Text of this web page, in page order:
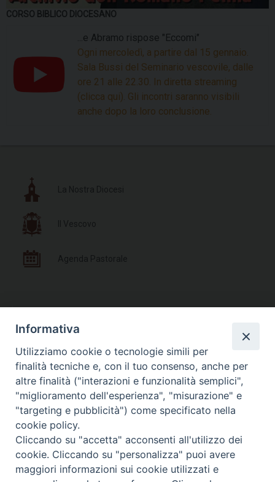
CORSO BIBLICO DIOCESANO
...e Abramo rispose "Eccomi"
Ogni mercoledì, a partire dal 15 gennaio.
Sala Bussi del Seminario vescovile, dalle
ore 21 alle 22.30. In diretta streaming
(clicca qui). Gli incontri saranno visibili
anche dopo la loro conclusione.
Documenti Pastorali
Parrocchie e Orari Messe
Liturgia delle Ore
Photogallery
Informativa
Utilizziamo cookie o tecnologie simili per
finalità tecniche e, con il tuo consenso, anche per
altre finalità ("interazioni e funzionalità semplici",
"miglioramento dell'esperienza", "misurazione" e
"targeting e pubblicità") come specificato nella
cookie policy.
Cliccando su "accetta" acconsenti all'utilizzo dei
cookie. Cliccando su "personalizza" puoi avere
maggiori informazioni sui cookie utilizzati e